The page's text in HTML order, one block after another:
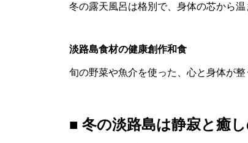
冬の露天風呂は格別で、身体の芯から温
淡路島食材の健康創作和食
旬の野菜や魚介を使った、心と身体が整
■ 冬の淡路島は静寂と癒